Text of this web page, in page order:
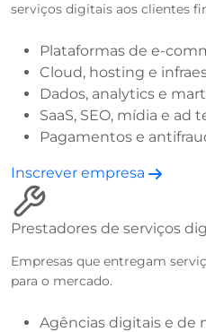
serviços digitais aos clientes
Plataformas de e-
Cloud, hosting e
Dados, analytics e
SaaS, SEO, mídia e ad
Pagamentos e
Inscrever empresa
Prestadores de serviços
Empresas que entregam
para o mercado.
Agências digitais e de